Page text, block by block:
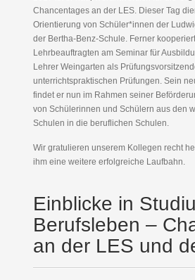
Chancentages an der LES. Dieser Tag
Orientierung von Schüler*innen der
der Bertha-Benz-Schule. Ferner
Lehrbeauftragten am Seminar für
Lehrer Weingarten als
unterrichtspraktischen Prüfungen. Sein
findet er nun im Rahmen seiner
von Schülerinnen und Schülern aus den
Schulen in die beruflichen Schulen.
Wir gratulieren unserem Kollegen recht
ihm eine weitere erfolgreiche Laufbahn.
Einblicke in
Berufsleben –
an der LES und